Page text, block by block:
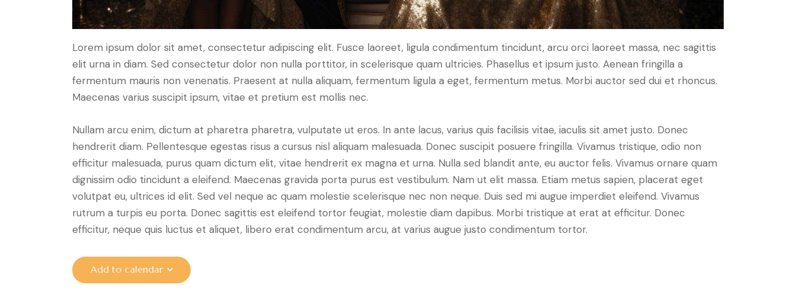
Lorem ipsum dolor sit amet, consectetur adipiscing elit. Fusce laoreet, ligula condimentum tincidunt, arcu orci laoreet massa, nec sagittis
elit urna in diam. Sed consectetur dolor non nulla porttitor, in scelerisque quam ultricies. Phasellus et ipsum justo. Aenean fringilla a
fermentum mauris non venenatis. Praesent at nulla aliquam, fermentum ligula a eget, fermentum metus. Morbi auctor sed dui et rhoncus.
Maecenas varius suscipit ipsum, vitae et pretium est mollis nec.
Nullam arcu enim, dictum at pharetra pharetra, vulputate ut eros. In ante lacus, varius quis facilisis vitae, iaculis sit amet justo. Donec
hendrerit diam. Pellentesque egestas risus a cursus nisl aliquam malesuada. Donec suscipit posuere fringilla. Vivamus tristique, odio non
efficitur malesuada, purus quam dictum elit, vitae hendrerit ex magna et urna. Nulla sed blandit ante, eu auctor felis. Vivamus ornare quam
dignissim odio tincidunt a eleifend. Maecenas gravida porta purus est vestibulum. Nam ut elit massa. Etiam metus sapien, placerat eget
volutpat eu, ultrices id elit. Sed vel neque ac quam molestie scelerisque nec non neque. Duis sed mi augue imperdiet eleifend. Vivamus
rutrum a turpis eu porta. Donec sagittis est eleifend tortor feugiat, molestie diam dapibus. Morbi tristique at erat at efficitur. Donec
efficitur, neque quis luctus et aliquet, libero erat condimentum arcu, at varius augue justo condimentum tortor.
Add to calendar